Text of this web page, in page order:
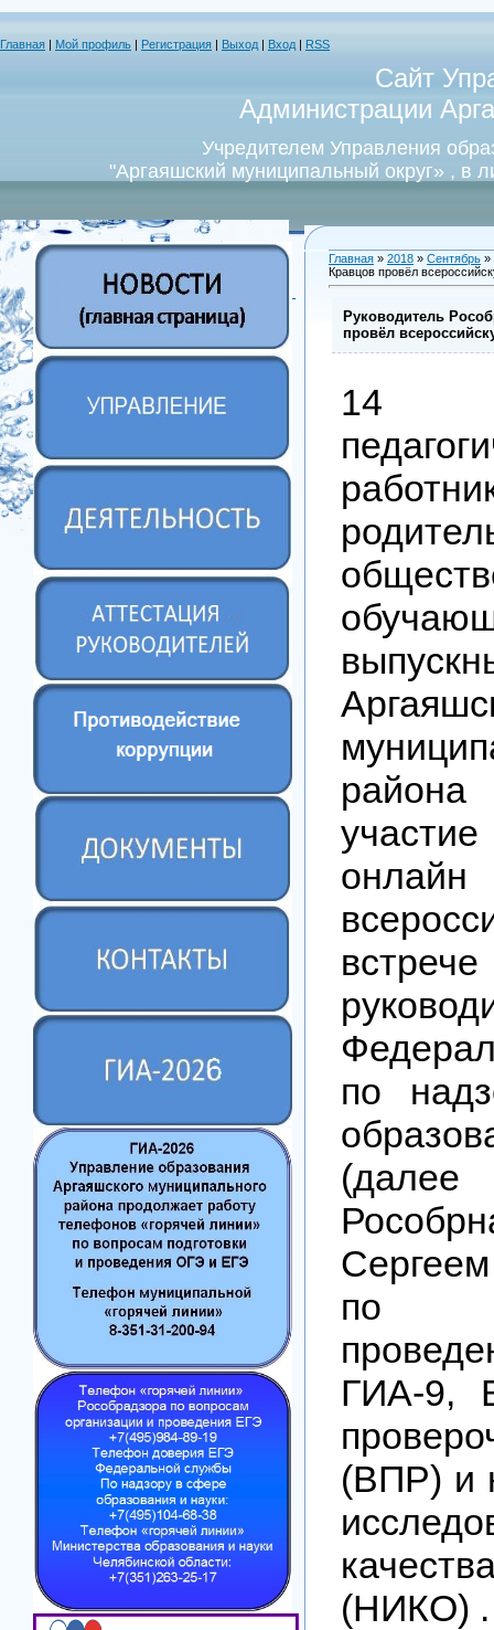
Главная Мой профиль Регистрация Выход Вход RSS
Сайт
Администрации
Учредителем Управления
"Аргаяшский муниципальный округ» , в
Главная » 2018 » Сентябрь »
Кравцов провёл
Руководитель
провёл
14
п
по
по
ГИА-9,
(ВПР) и
(НИКО) .